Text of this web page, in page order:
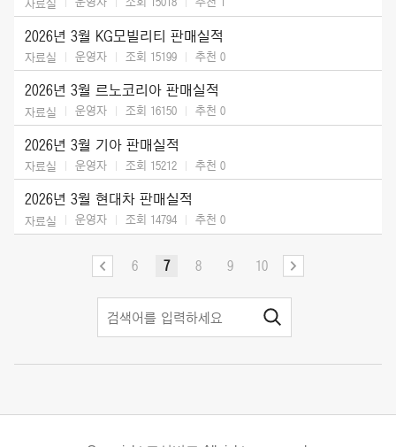
2026년 3월 KG모빌리티 판매실적
자료실 운영자 조회 15199 추천 0
2026년 3월 르노코리아 판매실적
자료실 운영자 조회 16150 추천 0
2026년 3월 기아 판매실적
자료실 운영자 조회 15212 추천 0
2026년 3월 현대차 판매실적
자료실 운영자 조회 14794 추천 0
6 7 8 9 10